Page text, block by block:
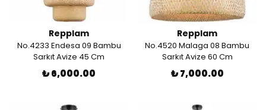
Repplam
No.4233 Endesa 09 Bambu
Sarkıt Avize 45 Cm
₺ 6,000.00
Repplam
No.4520 Malaga 08 Bambu
Sarkıt Avize 60 Cm
₺ 7,000.00